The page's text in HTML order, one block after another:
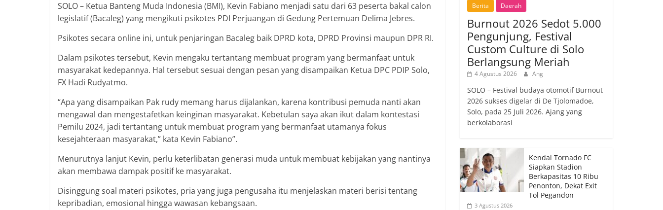
SOLO – Ketua Banteng Muda Indonesia (BMI), Kevin Fabiano menjadi satu dari 63 peserta bakal calon
legislatif (Bacaleg) yang mengikuti psikotes PDI Perjuangan di Gedung Pertemuan Delima Jebres.
Psikotes secara online ini, untuk penjaringan Bacaleg baik DPRD kota, DPRD Provinsi maupun DPR RI.
Dalam psikotes tersebut, Kevin mengaku tertantang membuat program yang bermanfaat untuk
masyarakat kedepannya. Hal tersebut sesuai dengan pesan yang disampaikan Ketua DPC PDIP Solo,
FX Hadi Rudyatmo.
“Apa yang disampaikan Pak rudy memang harus dijalankan, karena kontribusi pemuda nanti akan
mengawal dan mengestafetkan keinginan masyarakat. Kebetulan saya akan ikut dalam kontestasi
Pemilu 2024, jadi tertantang untuk membuat program yang bermanfaat utamanya fokus
kesejahteraan masyarakat,” kata Kevin Fabiano”.
Menurutnya lanjut Kevin, perlu keterlibatan generasi muda untuk membuat kebijakan yang nantinya
akan membawa dampak positif ke masyarakat.
Disinggung soal materi psikotes, pria yang juga pengusaha itu menjelaskan materi berisi tentang
kepribadian, emosional hingga wawasan kebangsaan.
Berita Daerah
Burnout 2026 Sedot 5.000
Pengunjung, Festival
Custom Culture di Solo
Berlangsung Meriah
4 Agustus 2026 Ang
SOLO – Festival budaya otomotif Burnout
2026 sukses digelar di De Tjolomadoe,
Solo, pada 25 Juli 2026. Ajang yang
berkolaborasi
Kendal Tornado FC
Siapkan Stadion
Berkapasitas 10 Ribu
Penonton, Dekat Exit
Tol Pegandon
3 Agustus 2026